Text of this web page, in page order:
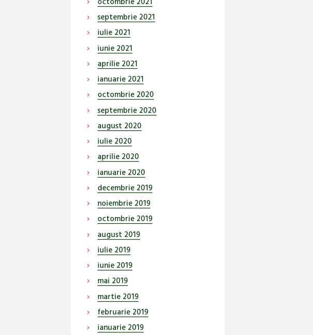
septembrie 2021
iulie 2021
iunie 2021
aprilie 2021
ianuarie 2021
octombrie 2020
septembrie 2020
august 2020
iulie 2020
aprilie 2020
ianuarie 2020
decembrie 2019
noiembrie 2019
octombrie 2019
august 2019
iulie 2019
iunie 2019
mai 2019
martie 2019
februarie 2019
ianuarie 2019